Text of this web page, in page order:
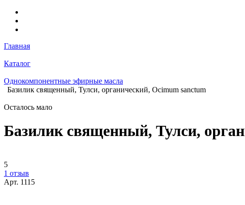
Главная
Каталог
Однокомпонентные эфирные масла
Базилик священный, Тулси, органический, Ocimum sanctum
Осталось мало
Базилик священный, Тулси,
5
1 отзыв
Арт. 1115